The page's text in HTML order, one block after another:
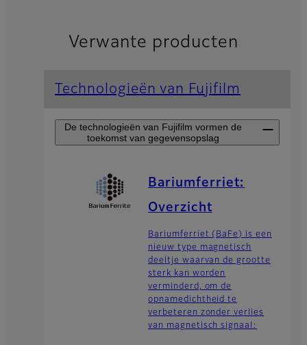
Verwante producten
Technologieën van Fujifilm
De technologieën van Fujifilm vormen de
toekomst van gegevensopslag
Bariumferriet:
Overzicht
Bariumferriet (BaFe) is een
nieuw type magnetisch
deeltje waarvan de grootte
sterk kan worden
verminderd, om de
opnamedichtheid te
verbeteren zonder verlies
van magnetisch signaal: